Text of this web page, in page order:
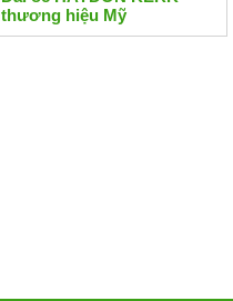
thương hiệu Mỹ